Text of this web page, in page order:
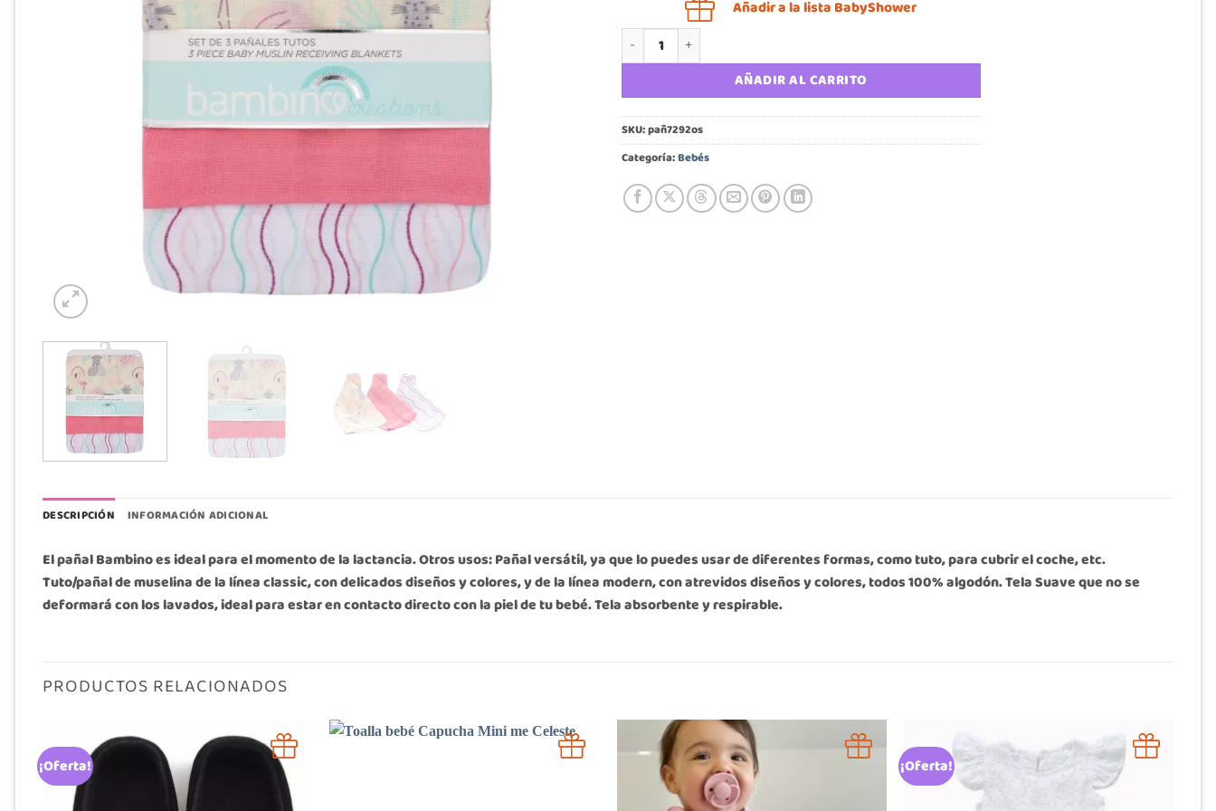
Añadir a la lista BabyShower
Pañal tuto bebé Bambino niña cantidad
AÑADIR AL CARRITO
SKU:pañ7292os
Categoría:Bebés
DESCRIPCIÓN INFORMACIÓN ADICIONAL
El pañal Bambino es ideal para el momento de la lactancia. Otros usos: Pañal versátil, ya que lo puedes usar de diferentes formas, como tuto, para cubrir el coche, etc.
Tuto/pañal de muselina de la línea classic, con delicados diseños y colores, y de la línea modern, con atrevidos diseños y colores, todos 100% algodón. Tela Suave que no se
deformará con los lavados, ideal para estar en contacto directo con la piel de tu bebé. Tela absorbente y respirable.
PRODUCTOS RELACIONADOS
¡Oferta! ¡Oferta!